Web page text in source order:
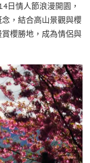
日情人節浪漫開園，
，結合高山景觀與櫻
櫻勝地，成為情侶與